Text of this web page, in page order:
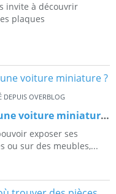
invite à découvrir
plaques
DEPUIS OVERBLOG
Poussière : comment nettoyer une voiture miniature ?
exposer ses
ou sur des meubles,...